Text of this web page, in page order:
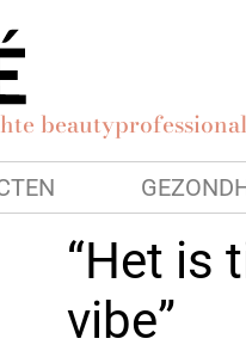
beautyprofessional
“Het is
vibe”